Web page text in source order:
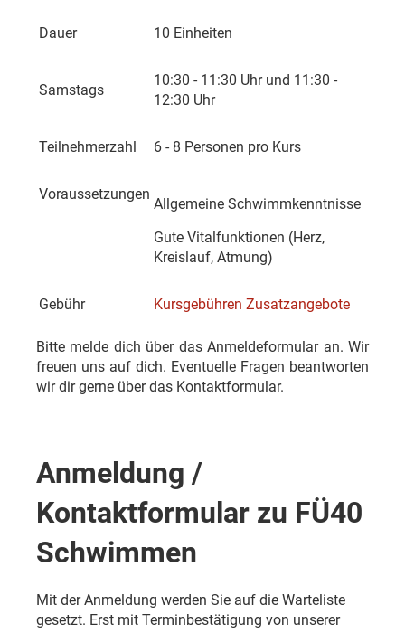
Dauer 10 Einheiten
Samstags
10:30 - 11:30 Uhr und 11:30 -
12:30 Uhr
Teilnehmerzahl 6 - 8 Personen pro Kurs
Voraussetzungen
Allgemeine Schwimmkenntnisse
Gute Vitalfunktionen (Herz,
Kreislauf, Atmung)
Gebühr Kursgebühren Zusatzangebote
Bitte melde dich über das Anmeldeformular an. Wir
freuen uns auf dich. Eventuelle Fragen beantworten
wir dir gerne über das Kontaktformular.
Anmeldung /
Kontaktformular zu FÜ40
Schwimmen
Mit der Anmeldung werden Sie auf die Warteliste
gesetzt. Erst mit Terminbestätigung von unserer